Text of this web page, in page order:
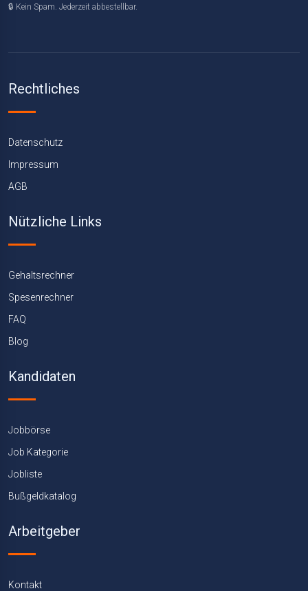
🔒 Kein Spam. Jederzeit abbestellbar.
Rechtliches
Datenschutz
Impressum
AGB
Nützliche Links
Gehaltsrechner
Spesenrechner
FAQ
Blog
Kandidaten
Jobbörse
Job Kategorie
Jobliste
Bußgeldkatalog
Arbeitgeber
Kontakt